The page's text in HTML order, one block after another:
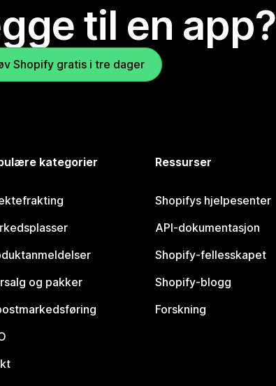
til en app?
Shopify gratis i tre dager
kategorier
og pakker
Ressurser
Shopifys hjelpesenter
API-dokumentasjon
Shopify-fellesskapet
Shopify-blogg
Forskning